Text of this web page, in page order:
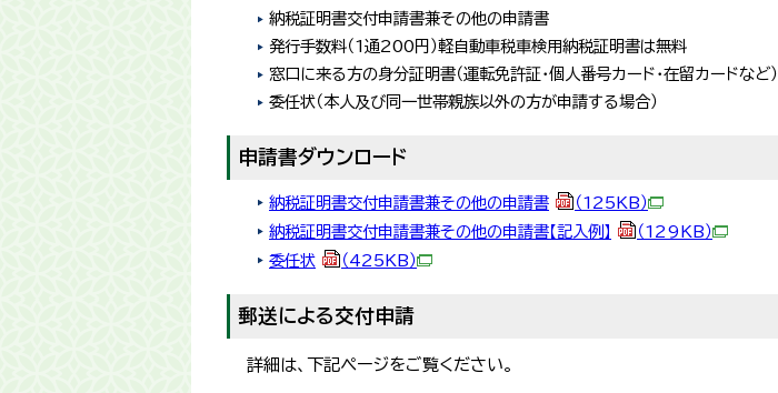
納税証明書交付申請書兼その他の申請書
発行手数料（1通200円）軽自動車税車検用納税証明書は無料
窓口に来る方の身分証明書（運転免許証・個人番号カード・在留カードなど）
委任状（本人及び同一世帯親族以外の方が申請する場合）
申請書ダウンロード
納税証明書交付申請書兼その他の申請書
（125KB）
納税証明書交付申請書兼その他の申請書【記入例】
（129KB）
委任状
（425KB）
郵送による交付申請
詳細は、下記ページをご覧ください。